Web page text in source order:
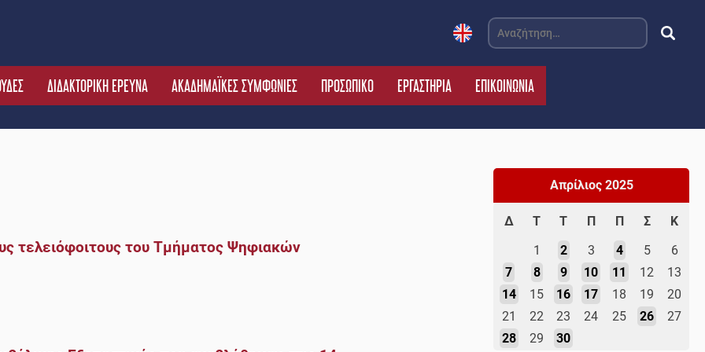
Αναζήτηση
για:
ΔΙΔΑΚΤΟΡΙΚΗ ΕΡΕΥΝΑ ΑΚΑΔΗΜΑΪΚΕΣ ΣΥΜΦΩΝΙΕΣ ΠΡΟΣΩΠΙΚΟ ΕΡΓΑΣΤΗΡΙΑ ΕΠΙΚΟΙΝΩΝΙΑ
τελειόφοιτους του Τμήματος Ψηφιακών
Απρίλιος 2025
Δ Τ Τ Π Π Σ
Κ
1
2 3 4 5
6
7
8 9 10 11 12
13
14
15 16 17 18 19
20
21
22 23 24 25 26
27
28
29
30